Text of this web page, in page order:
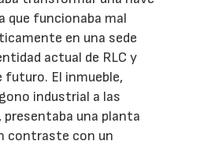
que funcionaba mal
en una sede
actual de RLC y
futuro. El inmueble,
industrial a las
presentaba una planta
contraste con un